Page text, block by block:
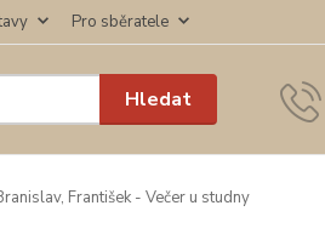
Pro sběratele
Hledat
František - Večer u studny